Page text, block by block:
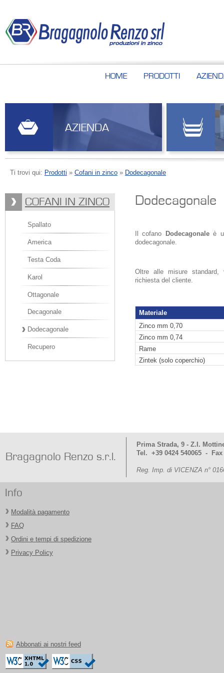
HOME PRODOTTI
AZIENDA
Ti trovi qui: Prodotti » Cofani in zinco » Dodecagonale
COFANI IN ZINCO
Spallato
America
Testa Coda
Karol
Ottagonale
Decagonale
Dodecagonale
Recupero
Dodecagonale
Il cofano Dodecagonaleè
dodecagonale.
Oltre alle misure
richiesta del cliente.
Materiale
Zinco mm 0,70
Zinco mm 0,74
Rame
Zintek (solo coperchio)
Bragagnolo Renzo s.r.l.
Prima Strada, 9 - Z.I.
Tel. +39 0424 540065 - Fax
Reg. Imp. di VICENZA n°
Info
Modalità pagamento
FAQ
Ordini e tempi di spedizione
Privacy Policy
Abbonati ai nostri feed